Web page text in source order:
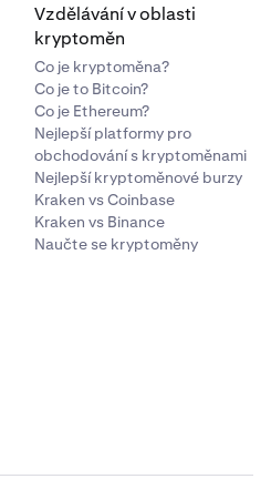
Vzdělávání v oblasti
kryptoměn
Co je kryptoměna?
Co je to Bitcoin?
Co je Ethereum?
Nejlepší platformy pro
obchodování s kryptoměnami
Nejlepší kryptoměnové burzy
Kraken vs Coinbase
Kraken vs Binance
Naučte se kryptoměny